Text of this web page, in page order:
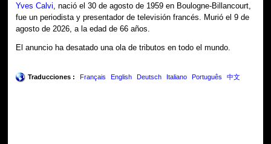
Yves Calvi , nació el 30 de agosto de 1959 en Boulogne-Billancourt,
fue un periodista y presentador de televisión francés. Murió el 9 de
agosto de 2026, a la edad de 66 años.
El anuncio ha desatado una ola de tributos en todo el mundo.
Traducciones : Français English Deutsch Italiano Português 中文